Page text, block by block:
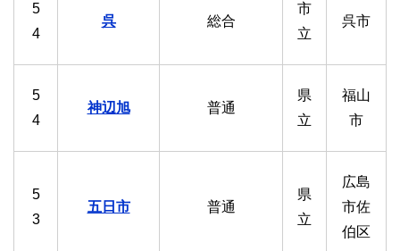
5
4
呉 総合
市
立
呉市
5
4
神辺旭 普通
県
立
福山
市
5
3
五日市 普通
県
立
広島
市佐
伯区